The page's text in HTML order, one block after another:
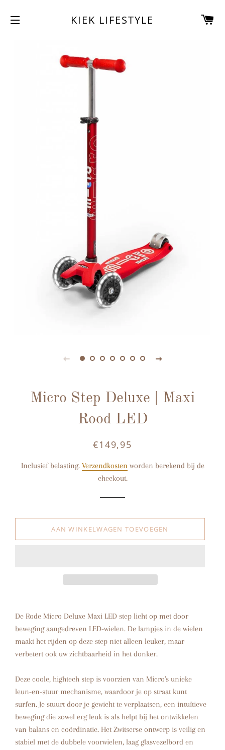
KIEK LIFESTYLE
Micro Step Deluxe | Maxi
Rood LED
Normale
Aanbiedingsprijs
€149,95
Inclusief belasting. Verzendkosten worden berekend bij de
checkout.
AAN WINKELWAGEN TOEVOEGEN
De Rode Micro Deluxe Maxi LED step licht op met door
beweging aangedreven LED-wielen. De lampjes in de wielen
maakt het rijden op deze step niet alleen leuker, maar
verbetert ook uw zichtbaarheid in het donker.
Deze coole, hightech step is voorzien van Micro's unieke
leun-en-stuur mechanisme, waardoor je op straat kunt
surfen. Je stuurt door je gewicht te verplaatsen, een intuïtieve
beweging die zowel erg leuk is als helpt bij het ontwikkelen
van balans en coördinatie. Het Zwitserse ontwerp is veilig en
stabiel met de dubbele voorwielen, laag glasvezelbord en